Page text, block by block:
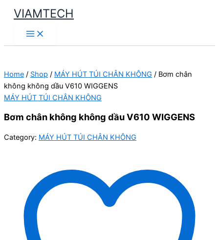
Skip
content
VIAMTECH
Main
Menu
Home / Shop / MÁY HÚT TÚI CHÂN KHÔNG / Bơm chân
không không dầu V610 WIGGENS
MÁY HÚT TÚI CHÂN KHÔNG
Bơm chân không không dầu V610 WIGGENS
Category: MÁY HÚT TÚI CHÂN KHÔNG